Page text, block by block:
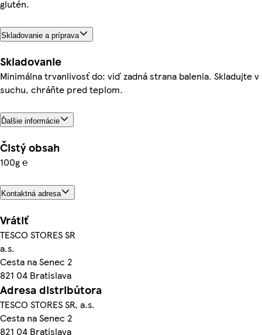
glutén.
Skladovanie a príprava
Skladovanie
Minimálna trvanlivosť do: viď zadná strana balenia. Skladujte v
suchu, chráňte pred teplom.
Ďalšie informácie
Čistý obsah
100g ℮
Kontaktná adresa
Vrátiť
TESCO STORES SR
a.s.
Cesta na Senec 2
821 04 Bratislava
Adresa distribútora
TESCO STORES SR, a.s.
Cesta na Senec 2
821 04 Bratislava